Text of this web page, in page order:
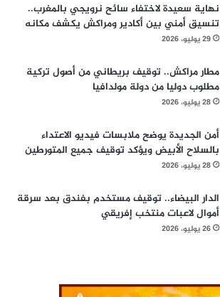
نهاية سعيدة لاختفاء سائح نرويجي بالمغرب..
تنسيق أمني بين أكادير ومراكش يكشف مكانه
29 يوليو، 2026
مطار مراكش.. توقيف بريطاني من أصول تركية
مطلوب دوليا من دولة مولدافيا
28 يوليو، 2026
أمن الجديدة يوضح ملابسات فيديو الاعتداء
بالسلاح الأبيض ويؤكد توقيف جميع المتورطين
28 يوليو، 2026
الدار البيضاء.. توقيف مستخدم بفندق بعد سرقة
أموال لاعبات منتخب إفريقي
26 يوليو، 2026